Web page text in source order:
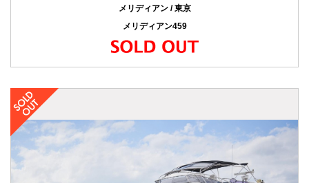
メリディアン / 東京
メリディアン459